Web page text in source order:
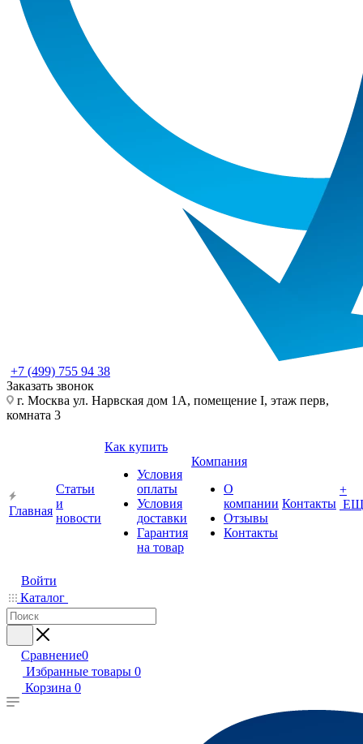
+7 (499) 755 94 38
Заказать звонок
г. Москва ул. Нарвская дом 1А, помещение I, этаж перв,
комната 3
Главная
Статьи
и
новости
Как купить
Условия
оплаты
Условия
доставки
Гарантия
на товар
Компания
О
компании
Отзывы
Контакты
Контакты
+
Войти
Каталог
Сравнение0
Избранные товары 0
Корзина 0